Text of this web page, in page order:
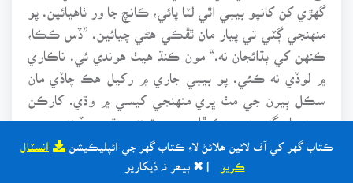
ڪتاب گهر کي آف لائين ھلائڻ لاءِ ڪتاب گهر جي ائپليڪيشن انسٽال
| ✖ ٻيھر نہ ڏيکاريو
گهڙي کن کانپو بيبي اٿي لٽا پائي، ڪانچ جا ور ٺاهيائين. پو
منهنجي ڳٽي تي پيار مان ٿڦڪي هڻي چيائين. ”ڏس ڪڪا،
ڪنهن کي ٻڌائجان نه.“ مون ڪنڌ هيٺ هوندي ئي. ناڪاري
۾ لوڏي نه ڪئي. پو بيبي جاري ۾ رکيل هڪ چاڏي مان
سڪل ٻيرن جي مٺ ڀري منهنجي کيسي ۾ وڌي. کارڪن
جون چار ڳڙيون ۽ هڪ ڦلن جو بوڙينڊو هٿن ۾ ڏيندي چيو،
وجهندي چيائين، هنجي هٽ تان شي وٺي کائجان. پر ڏس،